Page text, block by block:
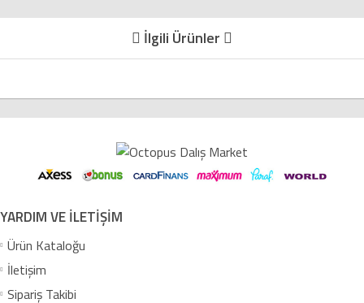
İlgili Ürünler
YARDIM VE İLETİŞİM
Ürün Kataloğu
İletişim
Sipariş Takibi